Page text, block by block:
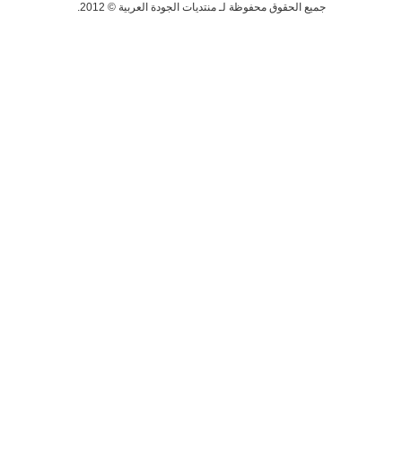
جميع الحقوق محفوظة لـ منتديات الجودة العربية © 2012.